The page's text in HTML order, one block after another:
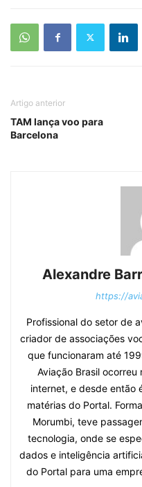
Artigo anterior
TAM lança voo para
Barcelona
Alexandre
https://
Profissional do setor de
criador de associações
que funcionaram até
Aviação Brasil
internet, e desde então
matérias do Portal.
Morumbi, teve
tecnologia, onde se
dados e inteligência
do Portal para uma